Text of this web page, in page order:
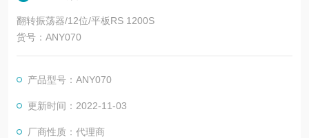
翻转振荡器/12位/平板RS 1200S
货号：ANY070
产品型号：ANY070
更新时间：2022-11-03
厂商性质：代理商